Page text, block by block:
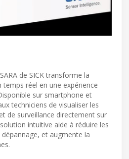
de SICK transforme la
temps réel en une expérience
sur smartphone et
techniciens de visualiser les
de surveillance directement sur
intuitive aide à réduire les
et augmente la